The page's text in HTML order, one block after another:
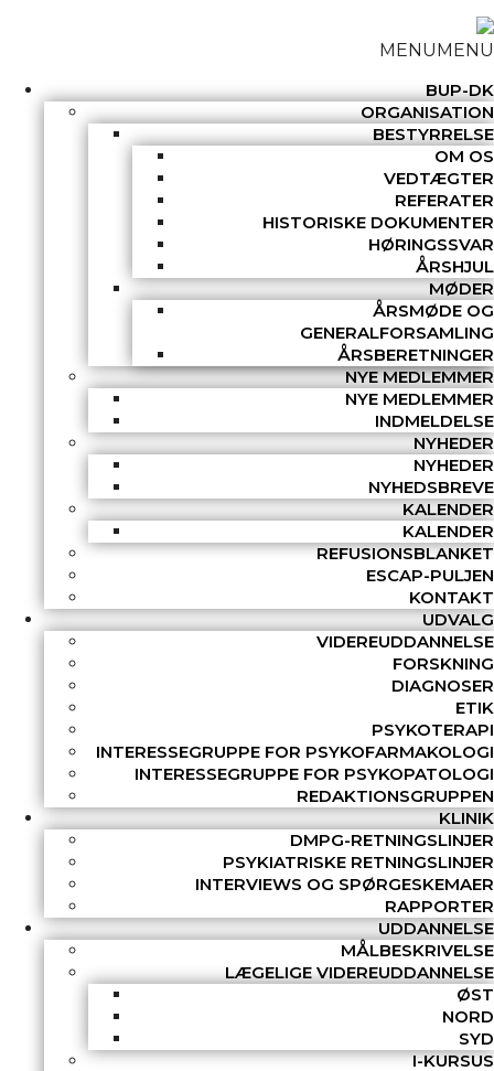
MENUMENU
BUP-DK
ORGANISATION
BESTYRRELSE
OM OS
VEDTÆGTER
REFERATER
HISTORISKE DOKUMENTER
HØRINGSSVAR
ÅRSHJUL
MØDER
ÅRSMØDE OG
GENERALFORSAMLING
ÅRSBERETNINGER
NYE MEDLEMMER
NYE MEDLEMMER
INDMELDELSE
NYHEDER
NYHEDER
NYHEDSBREVE
KALENDER
KALENDER
REFUSIONSBLANKET
ESCAP-PULJEN
KONTAKT
UDVALG
VIDEREUDDANNELSE
FORSKNING
DIAGNOSER
ETIK
PSYKOTERAPI
INTERESSEGRUPPE FOR PSYKOFARMAKOLOGI
INTERESSEGRUPPE FOR PSYKOPATOLOGI
REDAKTIONSGRUPPEN
KLINIK
DMPG-RETNINGSLINJER
PSYKIATRISKE RETNINGSLINJER
INTERVIEWS OG SPØRGESKEMAER
RAPPORTER
UDDANNELSE
MÅLBESKRIVELSE
LÆGELIGE VIDEREUDDANNELSE
ØST
NORD
SYD
I-KURSUS